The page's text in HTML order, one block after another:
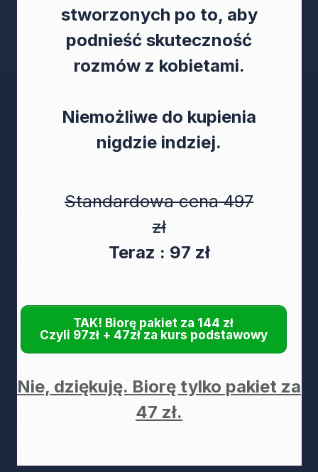
stworzonych po to, aby
podnieść skuteczność
rozmów z kobietami.
Niemożliwe do kupienia
nigdzie indziej.
Standardowa cena 497
zł
Teraz : 97 zł
TAK! Biorę pakiet za 144 zł
Czyli 97zł + 47zł za kurs podstawowy
Nie, dziękuję. Biorę tylko pakiet za
47 zł.